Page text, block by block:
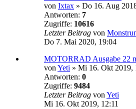
von Ixtax » Do 16. Aug
Antworten: 7
Zugriffe: 10616
Letzter Beitrag von
Do 7. Mai 2020, 19:04
MOTORRAD Ausgabe 22
von Yeti » Mi 16. Okt 2019,
Antworten: 0
Zugriffe: 9484
Letzter Beitrag von Yeti
Mi 16. Okt 2019, 12:11